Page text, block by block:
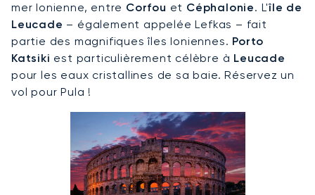
mer Ionienne, entre Corfou et Céphalonie. L'île de
Leucade – également appelée Lefkas – fait
partie des magnifiques îles Ioniennes. Porto
Katsiki est particulièrement célèbre à Leucade
pour les eaux cristallines de sa baie. Réservez un
vol pour Pula !